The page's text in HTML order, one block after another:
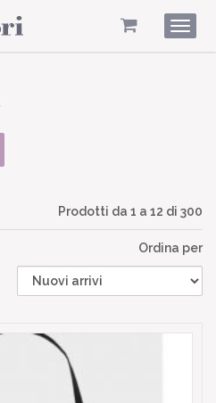
Prodotti da 1 a 12 di 300
Ordina per